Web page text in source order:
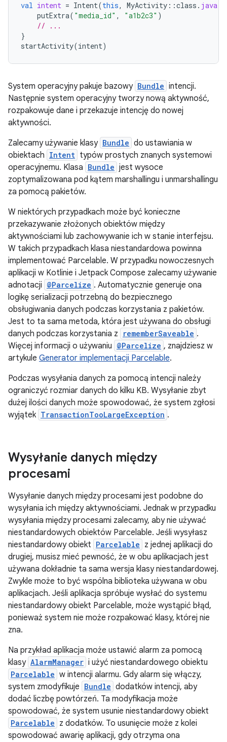
val intent = Intent(this, MyActivity ::class . java
putExtra( "media_id" , "a1b2c3" )
// ...
}
startActivity(intent)
System operacyjny pakuje bazowy Bundle intencji.
Następnie system operacyjny tworzy nową aktywność,
rozpakowuje dane i przekazuje intencję do nowej
aktywności.
Zalecamy używanie klasy Bundle do ustawiania w
obiektach Intent typów prostych znanych systemowi
operacyjnemu. Klasa Bundle jest wysoce
zoptymalizowana pod kątem marshallingu i unmarshallingu
za pomocą pakietów.
W niektórych przypadkach może być konieczne
przekazywanie złożonych obiektów między
aktywnościami lub zachowywanie ich w stanie interfejsu.
W takich przypadkach klasa niestandardowa powinna
implementować Parcelable. W przypadku nowoczesnych
aplikacji w Kotlinie i Jetpack Compose zalecamy używanie
adnotacji @Parcelize . Automatycznie generuje ona
logikę serializacji potrzebną do bezpiecznego
obsługiwania danych podczas korzystania z pakietów.
Jest to ta sama metoda, która jest używana do obsługi
danych podczas korzystania z
rememberSaveable .
Więcej informacji o używaniu @Parcelize , znajdziesz w
artykule Generator implementacji Parcelable.
Podczas wysyłania danych za pomocą intencji należy
ograniczyć rozmiar danych do kilku KB. Wysyłanie zbyt
dużej ilości danych może spowodować, że system zgłosi
wyjątek TransactionTooLargeException .
Wysyłanie danych między
procesami
Wysyłanie danych między procesami jest podobne do
wysyłania ich między aktywnościami. Jednak w przypadku
wysyłania między procesami zalecamy, aby nie używać
niestandardowych obiektów Parcelable. Jeśli wysyłasz
niestandardowy obiekt Parcelable z jednej aplikacji do
drugiej, musisz mieć pewność, że w obu aplikacjach jest
używana dokładnie ta sama wersja klasy niestandardowej.
Zwykle może to być wspólna biblioteka używana w obu
aplikacjach. Jeśli aplikacja spróbuje wysłać do systemu
niestandardowy obiekt Parcelable, może wystąpić błąd,
ponieważ system nie może rozpakować klasy, której nie
zna.
Na przykład aplikacja może ustawić alarm za pomocą
klasy AlarmManager i użyć niestandardowego obiektu
Parcelable w intencji alarmu. Gdy alarm się włączy,
system zmodyfikuje Bundle dodatków intencji, aby
dodać liczbę powtórzeń. Ta modyfikacja może
spowodować, że system usunie niestandardowy obiekt
Parcelable z dodatków. To usunięcie może z kolei
spowodować awarię aplikacji, gdy otrzyma ona